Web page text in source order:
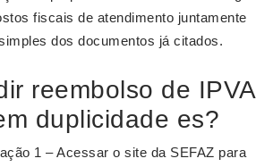
fiscais de atendimento juntamente
dos documentos já citados.
reembolso de IPVA
duplicidade es?
1 – Acessar o site da SEFAZ para